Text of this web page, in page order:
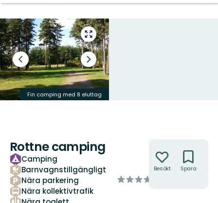
Gå
till
helskärmsläge
Föregående
bild
Nästa
bildspel
Fin camping med 8 eluttag
Rottne camping
Camping
Barnvagnstillgängligt
Nära parkering
Nära kollektivtrafik
av
Besökt Spara